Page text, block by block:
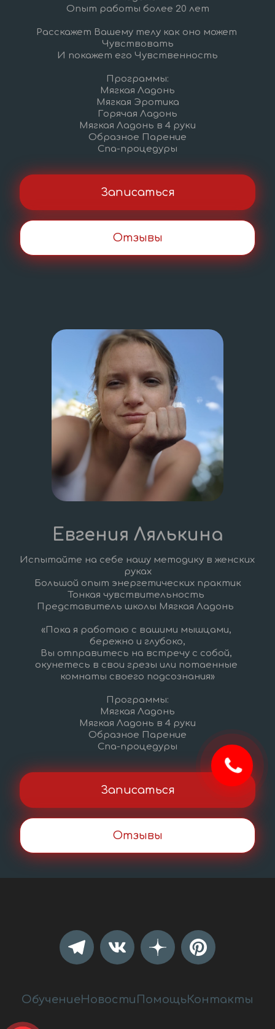
Опыт работы более 20 лет
Расскажет Вашему телу как оно может
Чувствовать
И покажет его Чувственность
Программы:
Мягкая Ладонь
Мягкая Эротика
Горячая Ладонь
Мягкая Ладонь в 4 руки
Образное Парение
Спа-процедуры
Записаться
Отзывы
Евгения Лялькина
Испытайте на себе нашу методику в женских
руках
Большой опыт энергетических практик
Тонкая чувствительность
Представитель школы Мягкая Ладонь
«Пока я работаю с вашими мышцами,
бережно и глубоко,
Вы отправитесь на встречу с собой,
окунетесь в свои грезы или потаенные
комнаты своего подсознания»
Программы:
Мягкая Ладонь
Мягкая Ладонь в 4 руки
Образное Парение
Спа-процедуры
Записаться
Отзывы
ОбучениеНовости ПомощьКонтакты